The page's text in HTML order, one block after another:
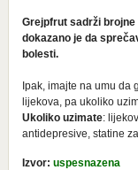
Grejpfrut sadrži
dokazano je da
bolesti.
Ipak, imajte na umu da
lijekova, pa ukoliko
Ukoliko uzimate:
antidepresive, statine
Izvor: uspesnazena